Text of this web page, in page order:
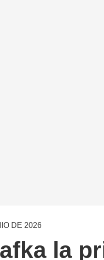
DE 2026
la